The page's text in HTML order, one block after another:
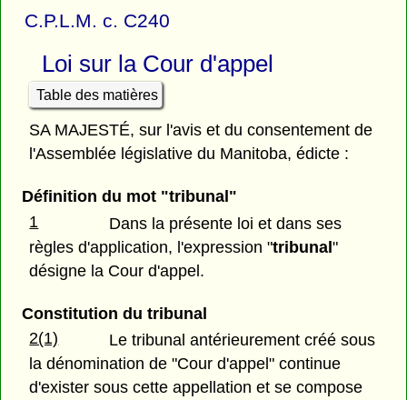
C.P.L.M. c. C240
Loi sur la Cour d'appel
Table des matières
SA MAJESTÉ, sur l'avis et du consentement de
l'Assemblée législative du Manitoba, édicte :
Définition du mot "tribunal"
1
Dans la présente loi et dans ses
règles d'application, l'expression "tribunal"
désigne la Cour d'appel.
Constitution du tribunal
2(1)
Le tribunal antérieurement créé sous
la dénomination de "Cour d'appel" continue
d'exister sous cette appellation et se compose